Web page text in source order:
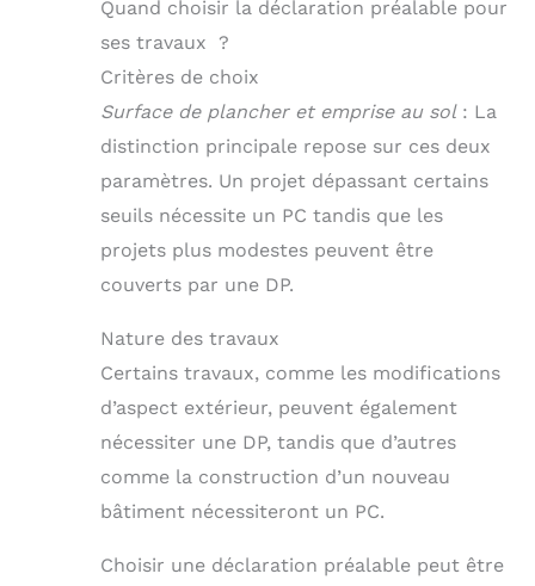
Quand choisir la déclaration préalable pour
ses travaux ?
Critères de choix
Surface de plancher et emprise au sol: La
distinction principale repose sur ces deux
paramètres. Un projet dépassant certains
seuils nécessite un PC tandis que les
projets plus modestes peuvent être
couverts par une DP.
Nature des travaux
Certains travaux, comme les modifications
d’aspect extérieur, peuvent également
nécessiter une DP, tandis que d’autres
comme la construction d’un nouveau
bâtiment nécessiteront un PC.
Choisir une déclaration préalable peut être